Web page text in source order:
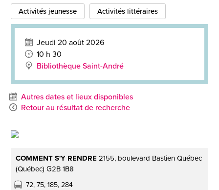
Activités jeunesse Activités littéraires
Jeudi 20 août 2026
10 h 30
Bibliothèque Saint-André
Autres dates et lieux disponibles
Retour au résultat de recherche
COMMENT S'Y RENDRE 2155, boulevard Bastien Québec
(Québec) G2B 1B8
72, 75, 185, 284